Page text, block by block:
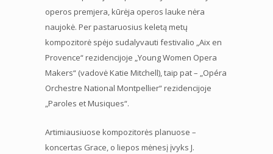
operos premjera, kūrėja operos lauke nėra
naujokė. Per pastaruosius keletą metų
kompozitorė spėjo sudalyvauti festivalio „Aix en
Provence“ rezidencijoje „Young Women Opera
Makers“ (vadovė Katie Mitchell), taip pat – „Opéra
Orchestre National Montpellier“ rezidencijoje
„Paroles et Musiques“.
Artimiausiuose kompozitorės planuose –
koncertas Grace, o liepos mėnesį įvyks J.